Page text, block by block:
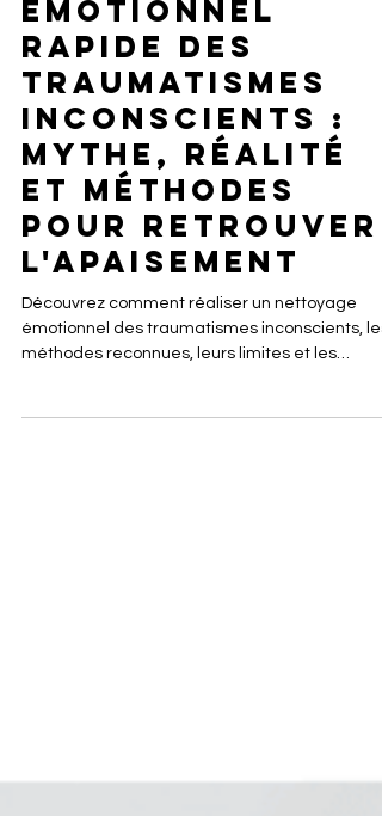
Tom Brito
12 juil.
4 min de lecture
Nettoyage
émotionnel
rapide des
traumatismes
inconscients :
mythe, réalité
et méthodes
pour retrouver
l'apaisement